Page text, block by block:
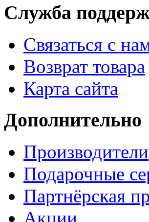
Служба
Связаться с
Возврат товара
Карта сайта
Дополнительно
Производители
Подарочные
Партнёрская